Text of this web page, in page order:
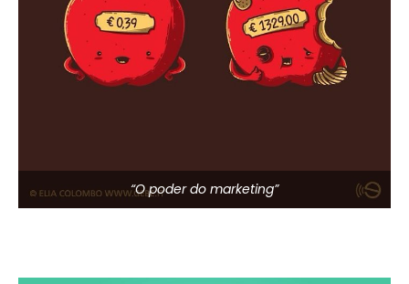
“O poder do marketing”